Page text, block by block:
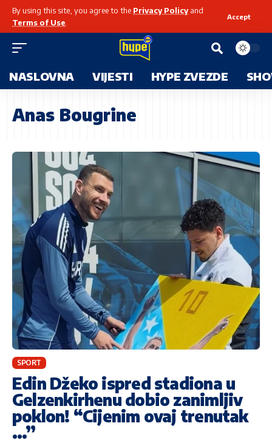
By using this site, you agree to the Privacy Policyand
Terms of Use
Accept
NASLOVNA VIJESTI HYPE ZVEZDE
Anas Bougrine
SPORT
Edin Džeko ispred stadiona u
Gelzenkirhenu dobio zanimljiv
poklon! “Cijenim ovaj trenutak
…”